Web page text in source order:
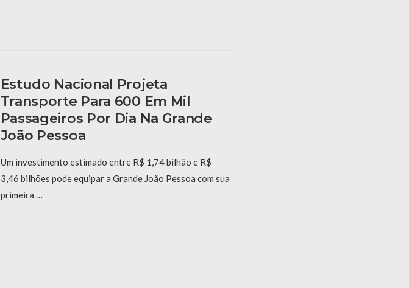
Estudo Nacional Projeta
Transporte Para 600 Em Mil
Passageiros Por Dia Na Grande
João Pessoa
Um investimento estimado entre R$ 1,74 bilhão e R$
3,46 bilhões pode equipar a Grande João Pessoa com sua
primeira …